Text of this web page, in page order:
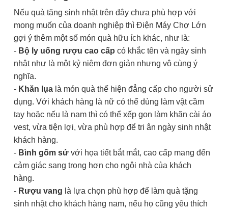
Nếu quà tặng sinh nhật trên đây chưa phù hợp với
mong muốn của doanh nghiệp thì Điện Máy Chợ Lớn
gợi ý thêm một số món quà hữu ích khác, như là:
- Bộ ly uống rượu cao cấp có khắc tên và ngày sinh
nhật như là một kỷ niệm đơn giản nhưng vô cùng ý
nghĩa.
- Khăn lụa là món quà thể hiện đẳng cấp cho người sử
dụng. Với khách hàng là nữ có thể dùng làm vật cầm
tay hoặc nếu là nam thì có thể xếp gọn làm khăn cài áo
vest, vừa tiện lợi, vừa phù hợp để tri ân ngày sinh nhật
khách hàng.
- Bình gốm sứ với họa tiết bắt mắt, cao cấp mang đến
cảm giác sang trọng hơn cho ngôi nhà của khách
hàng.
- Rượu vang là lựa chọn phù hợp để làm quà tặng
sinh nhật cho khách hàng nam, nếu họ cũng yêu thích